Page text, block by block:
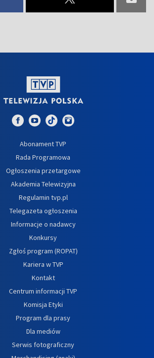
Abonament TVP
Rada Programowa
Ogłoszenia przetargowe
Akademia Telewizyjna
Regulamin tvp.pl
Telegazeta ogłoszenia
Informacje o nadawcy
Konkursy
Zgłoś program (ROPAT)
Kariera w TVP
Kontakt
Centrum informacji TVP
Komisja Etyki
Program dla prasy
Dla mediów
Serwis fotograficzny